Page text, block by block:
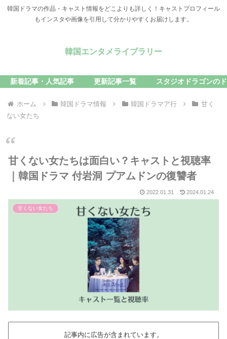
韓国ドラマの作品・キャスト情報をどこよりも詳しく！キャストプロフィール
もインスタや画像を引用して分かりやすくお届けします。
韓国エンタメライブラリー
新着記事・人気記事 更新記事一覧 スタジオドラゴンの
ホーム 韓国ドラマ情報 韓国ドラマア行
甘く
ない女たち
甘くない女たちは面白い？キャストと視聴率
｜韓国ドラマ 付岩洞 プアムドンの復讐者
2022.01.31 2024.01.24
甘くない女たち
記事内に広告が含まれています。